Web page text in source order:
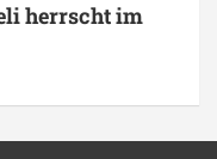
herrscht im